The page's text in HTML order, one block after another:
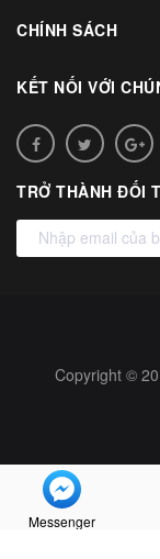
CHÍNH SÁCH
KẾT NỐI VỚI
TRỞ THÀNH ĐỐI
Copyright ©
Messenger